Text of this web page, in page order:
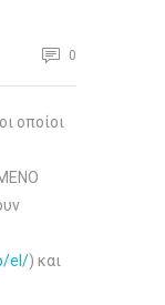
0
οποίοι
el/) και